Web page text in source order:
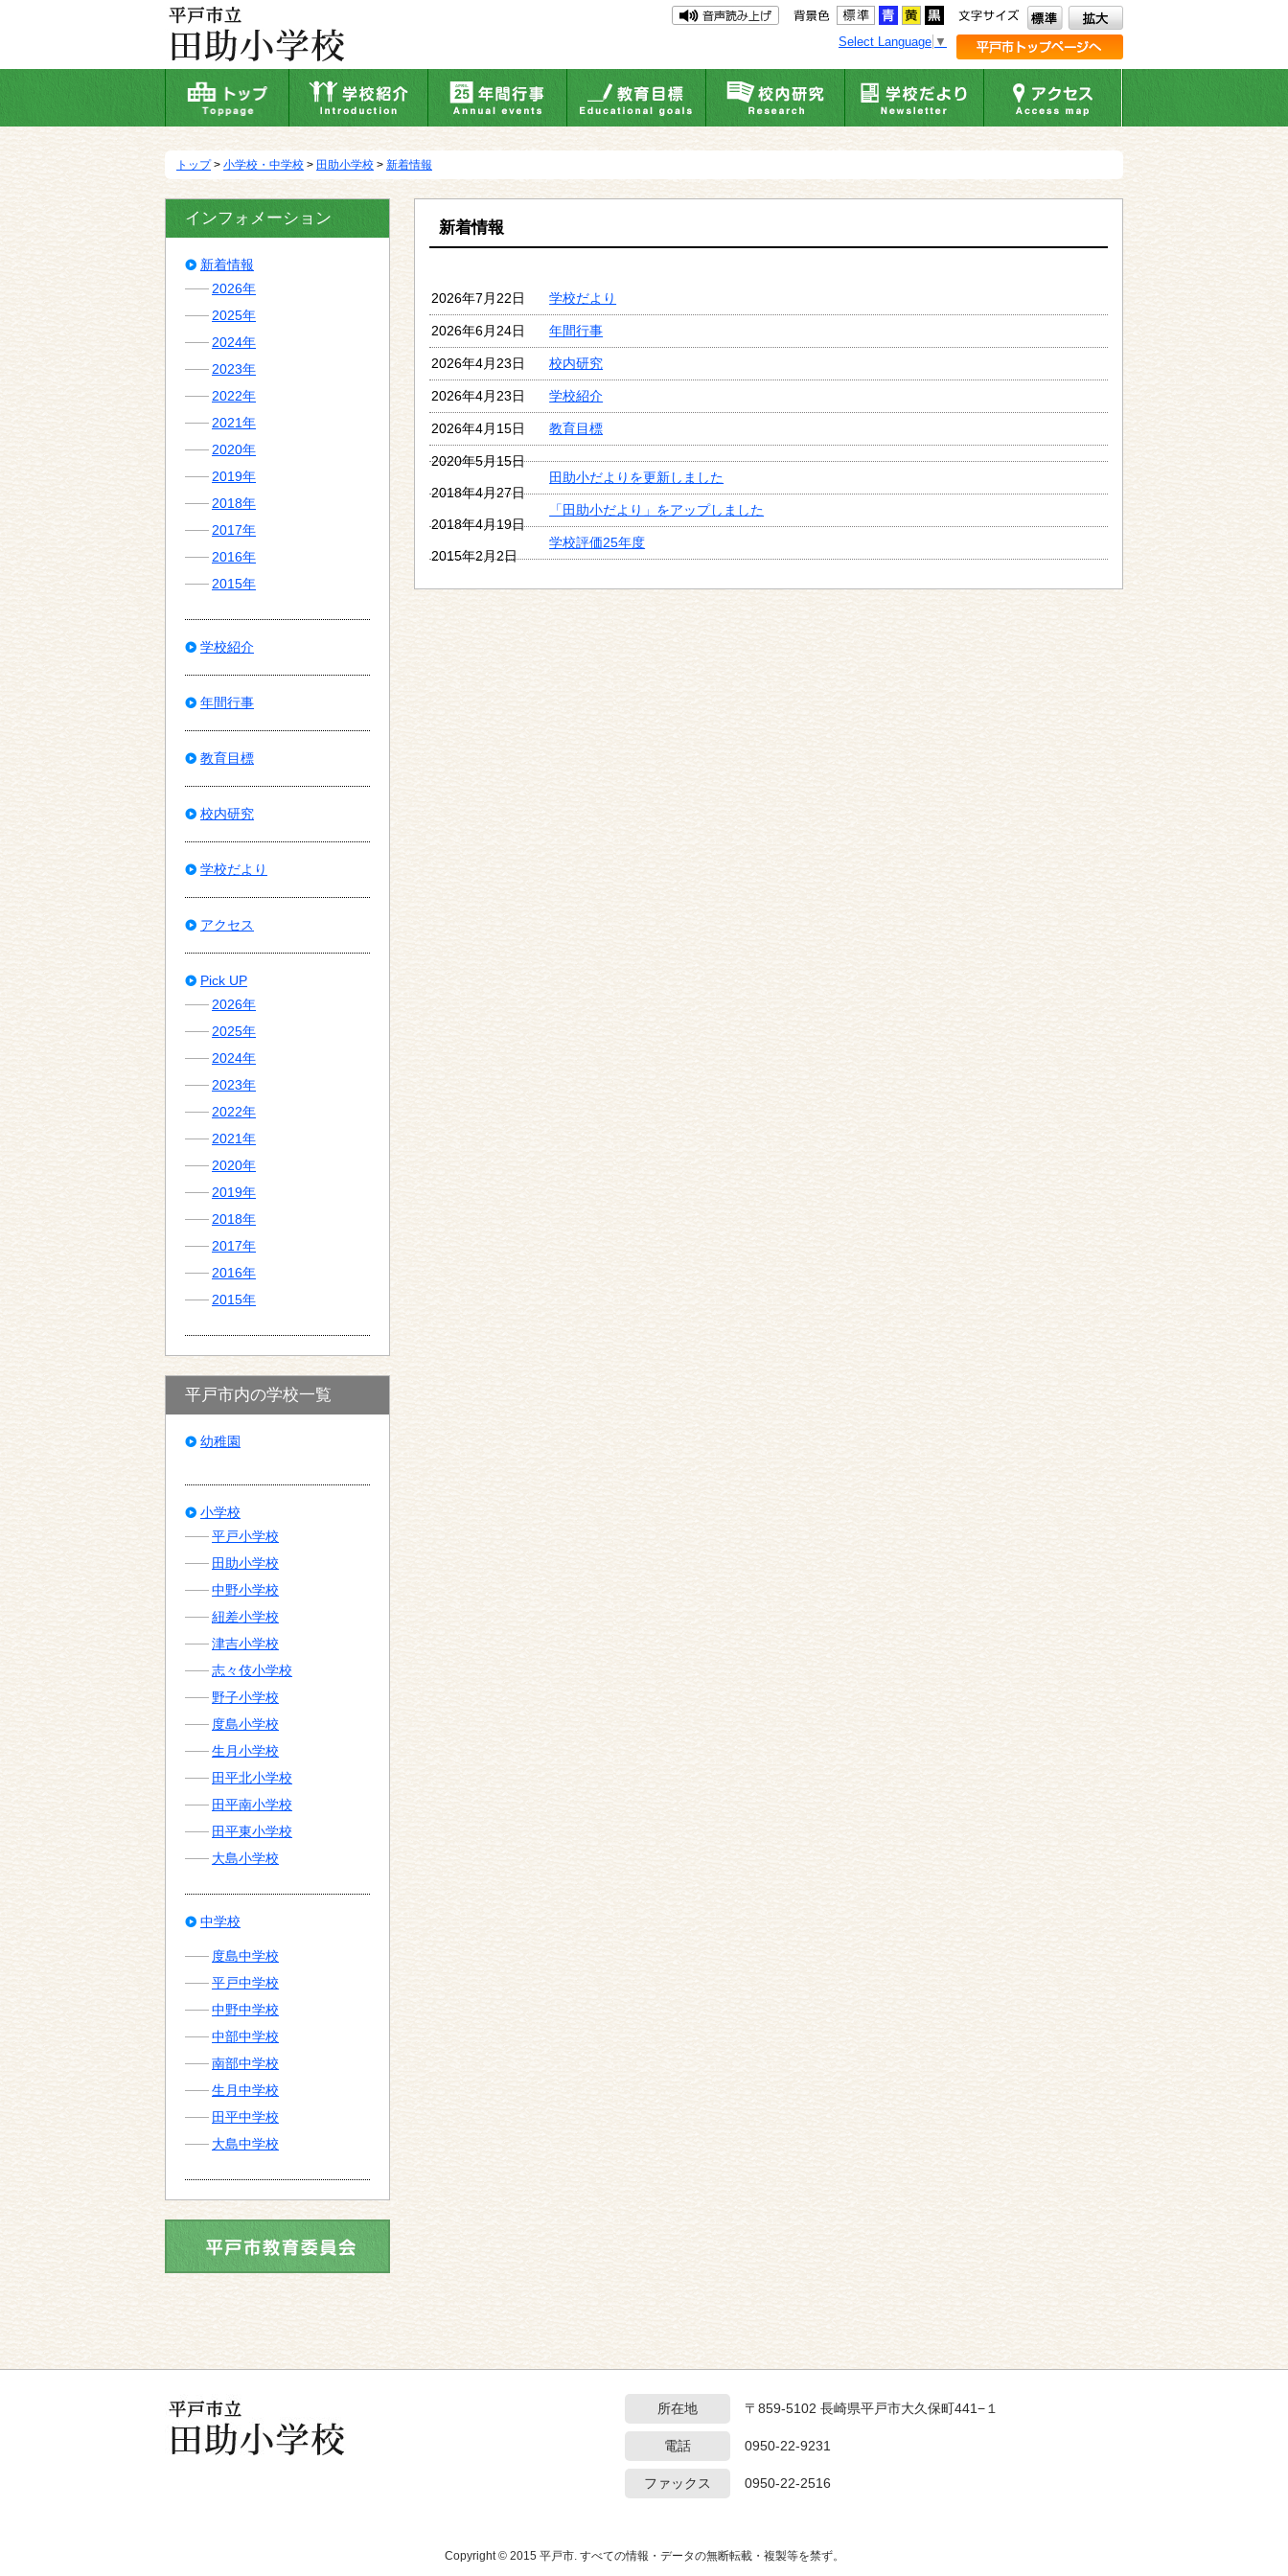
動
Select Language ▼
トップ> 小学校・中学校 > 田助小学校 > 新着情報
新着情報
2026年7月22日 学校だより
2026年6月24日 年間行事
2026年4月23日 校内研究
2026年4月23日 学校紹介
2026年4月15日 教育目標
2020年5月15日
2018年4月27日
田助小だよりを更新しました
2018年4月19日
「田助小だより」をアップしました
2015年2月2日
学校評価25年度
インフォメーション
新着情報
2026年
2025年
2024年
2023年
2022年
2021年
2020年
2019年
2018年
2017年
2016年
2015年
学校紹介
年間行事
教育目標
校内研究
学校だより
アクセス
Pick UP
2026年
2025年
2024年
2023年
2022年
2021年
2020年
2019年
2018年
2017年
2016年
2015年
平戸市内の学校一覧
幼稚園
小学校
平戸小学校
田助小学校
中野小学校
紐差小学校
津吉小学校
志々伎小学校
野子小学校
度島小学校
生月小学校
田平北小学校
田平南小学校
田平東小学校
大島小学校
中学校
度島中学校
平戸中学校
中野中学校
中部中学校
南部中学校
生月中学校
田平中学校
大島中学校
所在地 〒859-5102 長崎県平戸市大久保町441−１
電話 0950-22-9231
ファックス 0950-22-2516
Copyright © 2015 平戸市. すべての情報・データの無断転載・複製等を禁ず。